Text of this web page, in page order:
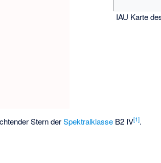
IAU Karte
Stern derSpektralklasse B2 IV[1].